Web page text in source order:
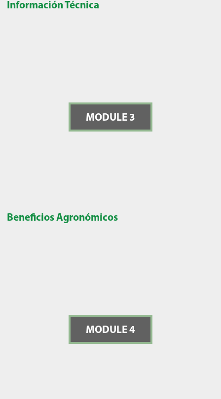
Información Técnica
MODULE 3
Beneficios Agronómicos
MODULE 4